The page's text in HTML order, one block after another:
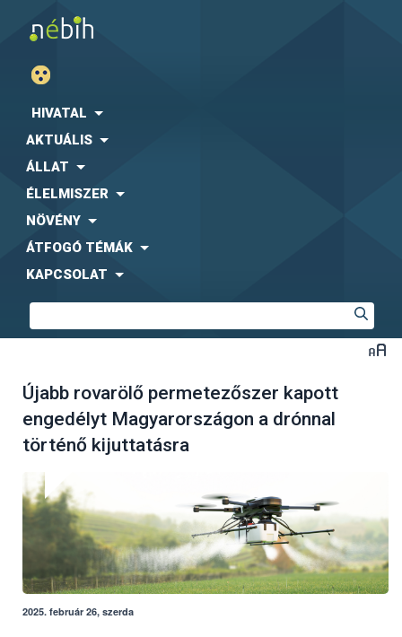
HIVATAL
AKTUÁLIS
ÁLLAT
ÉLELMISZER
NÖVÉNY
ÁTFOGÓ TÉMÁK
KAPCSOLAT
Újabb rovarölő permetezőszer kapott
engedélyt Magyarországon a drónnal
történő kijuttatásra
2025. február 26, szerda